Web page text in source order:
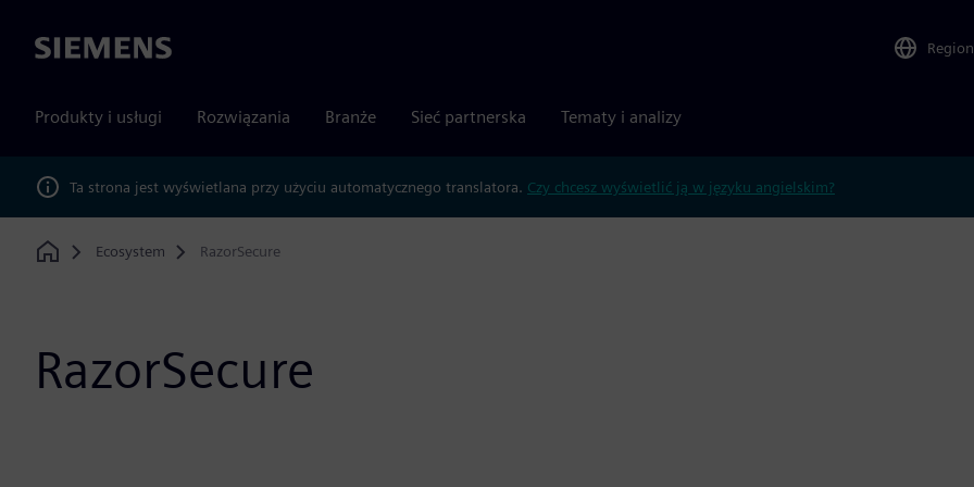
Siemens Region
Produkty i usługi Rozwiązania Branże Sieć partnerska Tematy i analizy
Ta strona jest wyświetlana przy użyciu automatycznego translatora. Czy chcesz wyświetlić ją w języku angielskim?
Home
Ecosystem RazorSecure
RazorSecure